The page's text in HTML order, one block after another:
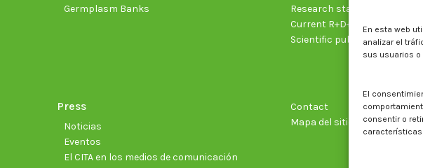
En esta web
analizar el
sus usuarios
El
consentir o
Germplasm Banks
Research staff
Current R+D+I projects
Scientific publications
Press
Noticias
Eventos
El CITA en los medios de comunicación
Contact
Mapa del sitio web